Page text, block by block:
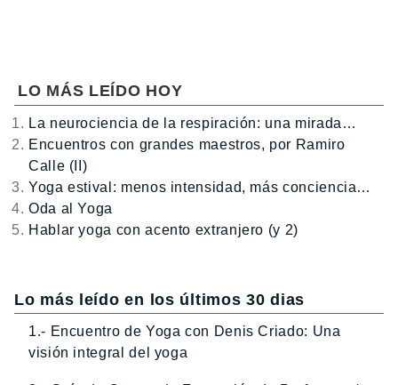
LO MÁS LEÍDO HOY
La neurociencia de la respiración: una mirada…
Encuentros con grandes maestros, por Ramiro
Calle (II)
Yoga estival: menos intensidad, más conciencia…
Oda al Yoga
Hablar yoga con acento extranjero (y 2)
Lo más leído en los últimos 30 dias
1.- Encuentro de Yoga con Denis Criado: Una
visión integral del yoga